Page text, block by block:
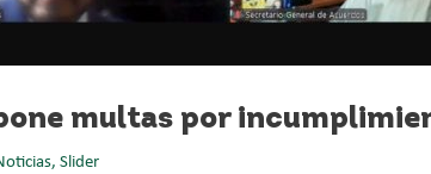
multas por
, Slider